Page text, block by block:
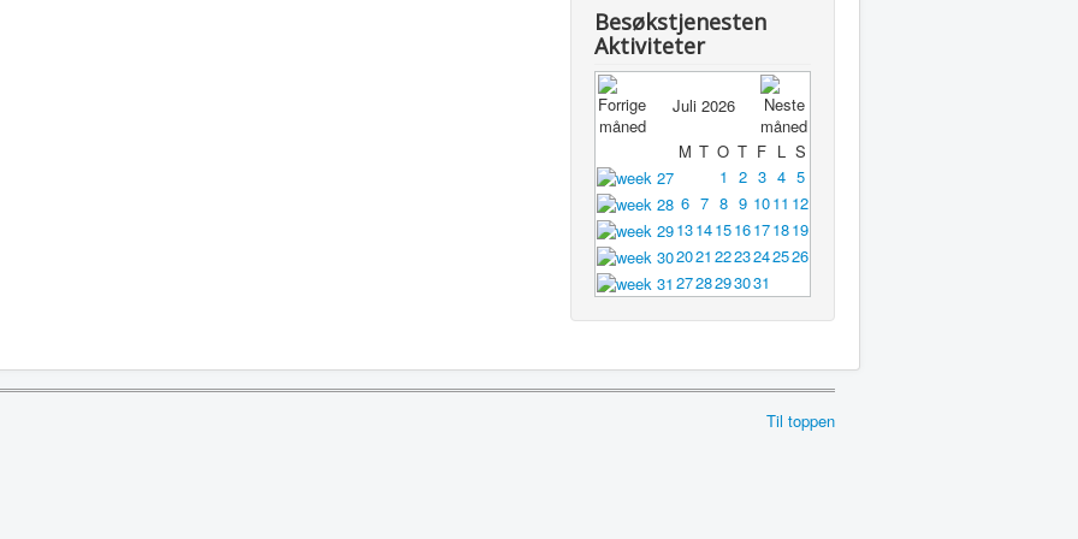
Besøkstjenesten
Aktiviteter
Juli 2026
M T O T F L S
1 2 3 4 5
6 7 8 9 1011 12
13141516171819
2021 2223242526
2728293031
Til toppen